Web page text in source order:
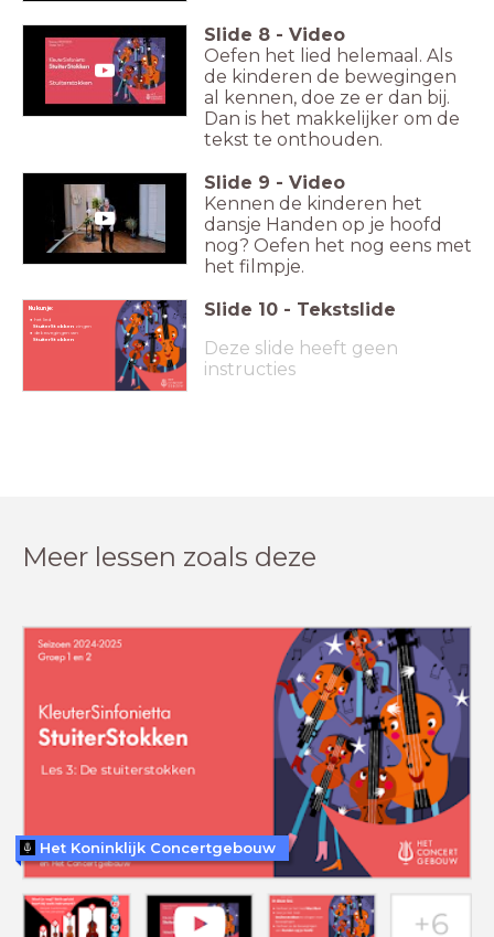
Slide 8 - Video
Oefen het lied helemaal. Als
de kinderen de bewegingen
al kennen, doe ze er dan bij.
Dan is het makkelijker om de
tekst te onthouden.
Slide 9 - Video
Kennen de kinderen het
dansje Handen op je hoofd
nog? Oefen het nog eens met
het filmpje.
Nu kun je:
het lied
StuiterStokken zingen
de bewegingen van
StuiterStokken
Slide 10 - Tekstslide
Deze slide heeft geen
instructies
Meer lessen zoals deze
Het Koninklijk Concertgebouw